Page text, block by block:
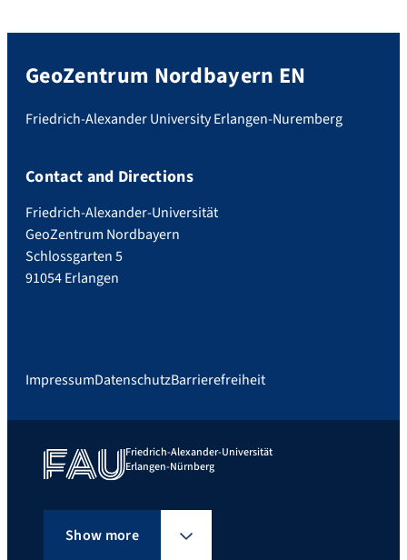
GeoZentrum Nordbayern EN
Friedrich-Alexander University Erlangen-Nuremberg
Contact and Directions
Friedrich-Alexander-Universität
GeoZentrum Nordbayern
Schlossgarten 5
91054 Erlangen
ImpressumDatenschutzBarrierefreiheit
Friedrich-Alexander-Universität
Erlangen-Nürnberg
Show more